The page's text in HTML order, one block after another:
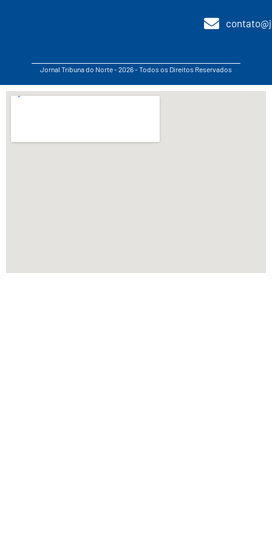
Jornal Tribuna do Norte - 2026 - Todos os Direitos Reservados